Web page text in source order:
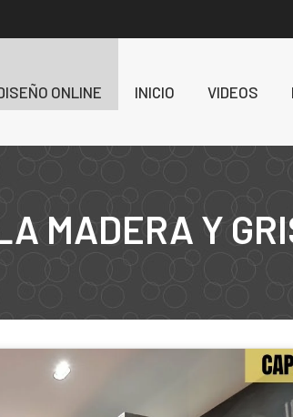
ONLINE INICIO VIDEOS
MADERA Y